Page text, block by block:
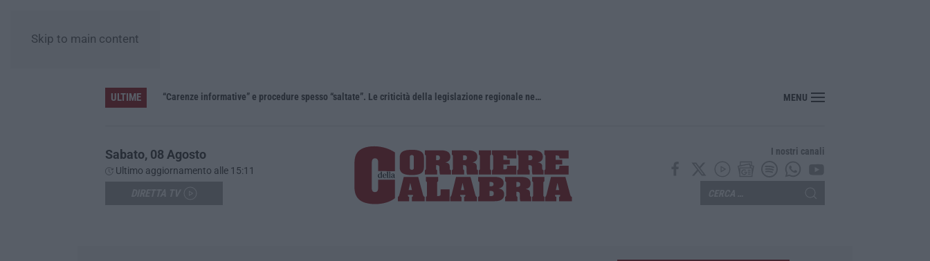
Skip to main content
ULTIME “Carenze informative” e procedure spesso “saltate”. Le criticità della legislazione regionale nel 2025 Travolge i ciclisti e poi torna indietro per investirli ancora: fermato
MENU
Sabato, 08 Agosto
Ultimo aggiornamento alle 15:11
I nostri canali